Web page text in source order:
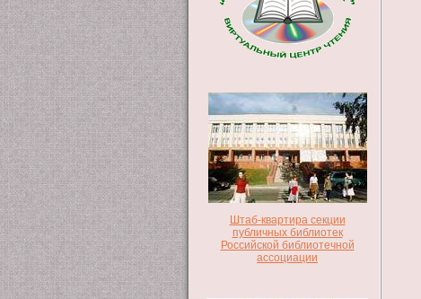
Штаб-квартира секции
публичных библиотек
Российской библиотечной
ассоциации